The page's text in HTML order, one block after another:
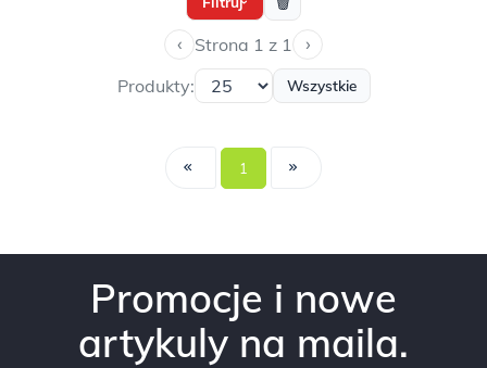
›
‹ Strona 1 z 1 ›
Produkty: Wszystkie
1
Promocje i nowe
artykuly na maila.